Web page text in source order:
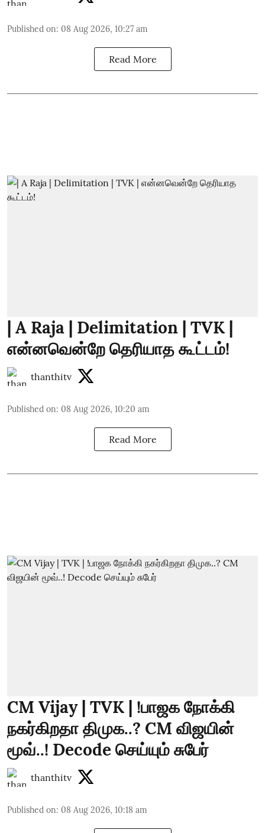
Published on: 08 Aug 2026, 10:27 am
Read More
| A Raja | Delimitation | TVK |
என்னவென்றே தெரியாத கூட்டம்!
thanthitv
Published on: 08 Aug 2026, 10:20 am
Read More
CM Vijay | TVK | !பாஜக நோக்கி
நகர்கிறதா திமுக..? CM விஜயின்
மூவ்..! Decode செய்யும் சுபேர்
thanthitv
Published on: 08 Aug 2026, 10:18 am